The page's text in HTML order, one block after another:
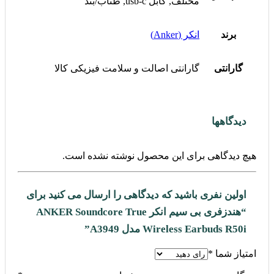
برند انکر (Anker)
گارانتی گارانتی اصالت و سلامت فیزیکی کالا
دیدگاهها
هیچ دیدگاهی برای این محصول نوشته نشده است.
اولین نفری باشید که دیدگاهی را ارسال می کنید برای
“هندزفری بی سیم انکر ANKER Soundcore True
Wireless Earbuds R50i مدل A3949”
امتیاز شما *